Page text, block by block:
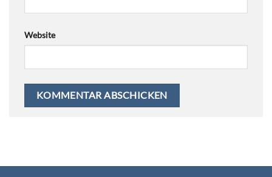
Website